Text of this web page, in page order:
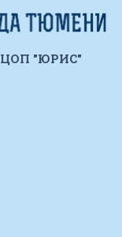
ЦОП "ЮРИС"